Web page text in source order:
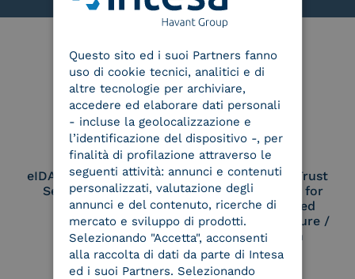
Le nostre certificazioni
eIDAS Qualified Trust
Service Provider
eIDAS Qualified Trust
Service Provider for
Remote Qualified
Electronic Signature /
Seal Creation
ITALIAN
Questo sito ed i suoi Partners fanno
uso di cookie tecnici, analitici e di
altre tecnologie per archiviare,
accedere ed elaborare dati personali
- incluse la geolocalizzazione e
l’identificazione del dispositivo -, per
finalità di profilazione attraverso le
seguenti attività: annunci e contenuti
personalizzati, valutazione degli
annunci e del contenuto, ricerche di
mercato e sviluppo di prodotti.
Selezionando "Accetta", acconsenti
alla raccolta di dati da parte di Intesa
ed i suoi Partners. Selezionando